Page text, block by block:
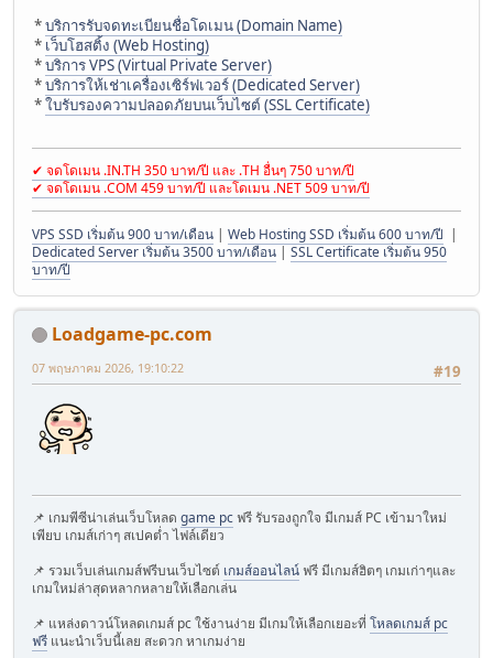
*บริการรับจดทะเบียนชื่อโดเมน (Domain Name)
* เว็บโฮสติ้ง (Web Hosting)
*บริการ VPS (Virtual Private Server)
*บริการให้เช่าเครื่องเซิร์ฟเวอร์ (Dedicated Server)
*ใบรับรองความปลอดภัยบนเว็บไซต์ (SSL Certificate)
✔ จดโดเมน .IN.TH 350 บาท/ปี และ .TH อื่นๆ 750 บาท/ปี
✔ จดโดเมน .COM 459 บาท/ปี และโดเมน .NET 509 บาท/ปี
VPS SSD เริ่มต้น 900 บาท/เดือน | Web Hosting SSD เริ่มต้น 600 บาท/ปี |
Dedicated Server เริ่มต้น 3500 บาท/เดือน | SSL Certificate เริ่มต้น 950
บาท/ปี
Loadgame-pc.com
#19
07 พฤษภาคม 2026, 19:10:22
📌 เกมพีซีน่าเล่นเว็บโหลด game pcฟรี รับรองถูกใจ มีเกมส์ PC เข้ามาใหม่
เพียบ เกมส์เก่าๆ สเปคต่ำ ไฟล์เดียว
📌 รวมเว็บเล่นเกมส์ฟรีบนเว็บไซต์ เกมส์ออนไลน์ฟรี มีเกมส์ฮิตๆ เกมเก่าๆและ
เกมใหม่ล่าสุดหลากหลายให้เลือกเล่น
📌 แหล่งดาวน์โหลดเกมส์ pc ใช้งานง่าย มีเกมให้เลือกเยอะที่ โหลดเกมส์ pc
ฟรี แนะนำเว็บนี้เลย สะดวก หาเกมง่าย